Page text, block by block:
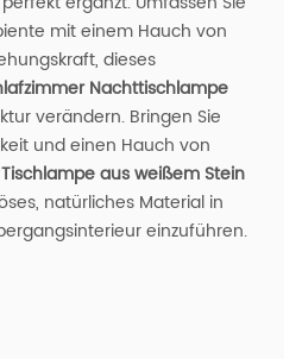
mit einem Hauch von
dieses
Nachttischlampe
verändern. Bringen Sie
und einen Hauch von
Tischlampe aus weißem Stein
natürliches Material in
einzuführen.